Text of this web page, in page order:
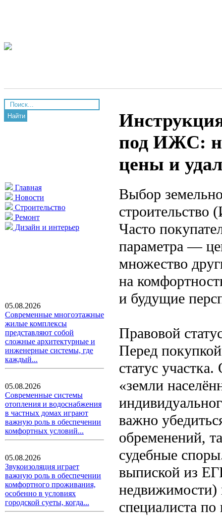
Найти
Главная
Новости
Строительство
Ремонт
Дизайн и интерьер
05.08.2026
Современные многоэтажные
жилые комплексы
представляют собой
сложные архитектурные и
инженерные системы, где
каждый...
05.08.2026
Современные системы
отопления и водоснабжения
в частных домах играют
важную роль в обеспечении
комфортных условий...
05.08.2026
Звукоизоляция играет
важную роль в обеспечении
комфортного проживания,
особенно в условиях
городской суеты, когда...
под ИЖС:
цены и
Выбор
Часто
параметра —
множество
на
и будущие
Правовой
Перед
статус
«земли
важно
обременений,
судебные
выпиской из
недвижимости)
специалиста